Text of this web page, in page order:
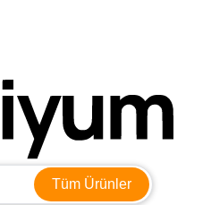
Tüm Ürünler